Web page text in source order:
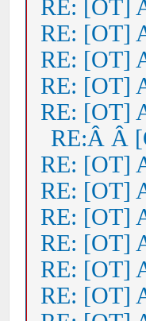
RE: [OT]
RE: [OT]
RE: [OT]
RE: [OT]
RE: [OT]
RE:Â Â
RE: [OT]
RE: [OT]
RE: [OT]
RE: [OT]
RE: [OT]
RE: [OT]